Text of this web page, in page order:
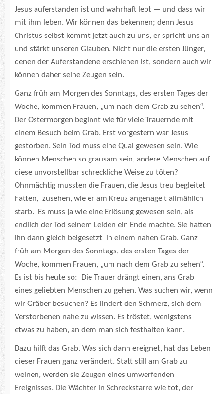
Jesus auferstanden ist und wahrhaft lebt — und dass wir
mit ihm leben. Wir können das bekennen; denn Jesus
Christus selbst kommt jetzt auch zu uns, er spricht uns an
und stärkt unseren Glauben. Nicht nur die ersten Jünger,
denen der Auferstandene erschienen ist, sondern auch wir
können daher seine Zeugen sein.
Ganz früh am Morgen des Sonntags, des ersten Tages der
Woche, kommen Frauen, „um nach dem Grab zu sehen“.
Der Ostermorgen beginnt wie für viele Trauernde mit
einem Besuch beim Grab. Erst vorgestern war Jesus
gestorben. Sein Tod muss eine Qual gewesen sein. Wie
können Menschen so grausam sein, andere Menschen auf
diese unvorstellbar schreckliche Weise zu töten?
Ohnmächtig mussten die Frauen, die Jesus treu begleitet
hatten, zusehen, wie er am Kreuz angenagelt allmählich
starb. Es muss ja wie eine Erlösung gewesen sein, als
endlich der Tod seinem Leiden ein Ende machte. Sie hatten
ihn dann gleich beigesetzt in einem nahen Grab. Ganz
früh am Morgen des Sonntags, des ersten Tages der
Woche, kommen Frauen, „um nach dem Grab zu sehen“.
Es ist bis heute so: Die Trauer drängt einen, ans Grab
eines geliebten Menschen zu gehen. Was suchen wir, wenn
wir Gräber besuchen? Es lindert den Schmerz, sich dem
Verstorbenen nahe zu wissen. Es tröstet, wenigstens
etwas zu haben, an dem man sich festhalten kann.
Dazu hilft das Grab. Was sich dann ereignet, hat das Leben
dieser Frauen ganz verändert. Statt still am Grab zu
weinen, werden sie Zeugen eines umwerfenden
Ereignisses. Die Wächter in Schreckstarre wie tot, der